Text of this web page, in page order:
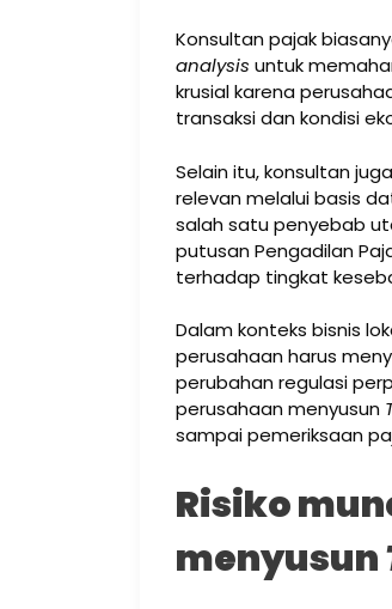
Konsultan pajak
analysis untuk
krusial karena
transaksi dan kondisi
Selain itu, konsultan
relevan melalui basis
salah satu penyebab
putusan Pengadilan
terhadap tingkat
Dalam konteks bisnis
perusahaan harus
perubahan regulasi
perusahaan menyusun
sampai pemeriksaan
Risiko
menyusun